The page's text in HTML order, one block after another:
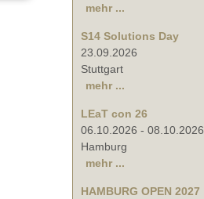
mehr ...
S14 Solutions Day
23.09.2026
Stuttgart
mehr ...
LEaT con 26
06.10.2026 - 08.10.2026
Hamburg
mehr ...
HAMBURG OPEN 2027